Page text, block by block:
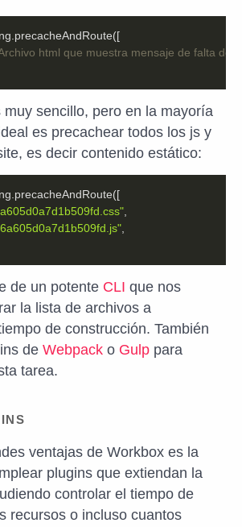
html que muestra mensaje de falta de
muy sencillo, pero en la mayoría
es precachear todos los js y
es decir contenido estático:
de un potente CLI que nos
la lista de archivos a
de construcción. También
de Webpack o Gulp para
tarea.
ventajas de Workbox es la
plugins que extiendan la
controlar el tiempo de
recursos o incluso cuantos